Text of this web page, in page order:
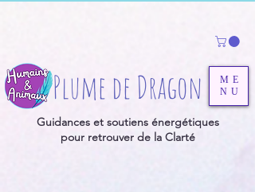
ME
NU
Plume de Dragon
Guidances et soutiens énergétiques
pour retrouver de la Clarté